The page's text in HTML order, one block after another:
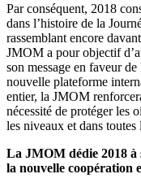
Par conséquent, 2018
dans l’histoire de la
rassemblant encore
JMOM a pour objectif
son message en faveur
nouvelle plateforme
entier, la JMOM
nécessité de protéger les
les niveaux et dans
La JMOM dédie 2018 à
la nouvelle coopération